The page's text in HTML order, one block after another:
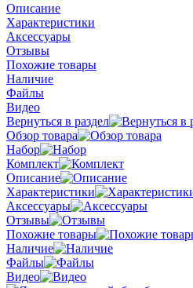
Описание
Характеристики
Аксессуары
Отзывы
Похожие товары
Наличие
Файлы
Видео
Вернуться в раздел
Обзор товара
Набор
Комплект
Описание
Характеристики
Аксессуары
Отзывы
Похожие товары
Наличие
Файлы
Видео